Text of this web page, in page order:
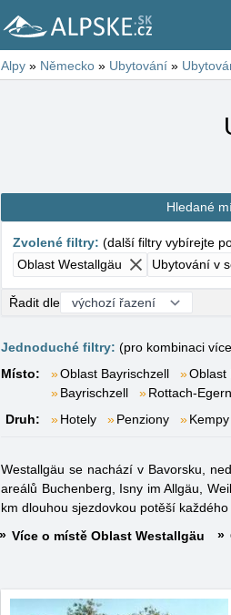
Alpy » Německo » Ubytování »
Hledané
Zvolené filtry: (další filtry vybírejte
Oblast Westallgäu
Ubytování v
Řadit dle
Jednoduché filtry: (pro kombinaci
Místo:
Oblast Bayrischzell Oblast
Bayrischzell
Rottach-Egern
Druh:
Hotely Penziony Kempy
Westallgäu se nachází v Bavorsku,
areálů Buchenberg, Isny im Allgäu,
km dlouhou sjezdovkou potěší
Více o místě Oblast Westallgäu